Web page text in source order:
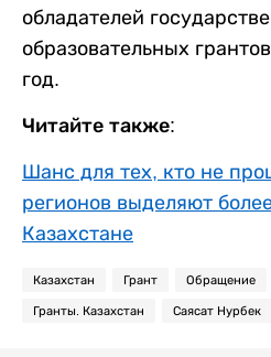
обладателей
образовательных
год.
Читайте также:
Шанс для тех, кто не
регионов выделяют
Казахстане
Казахстан Грант Обращение
Гранты. Казахстан Саясат Нурбек